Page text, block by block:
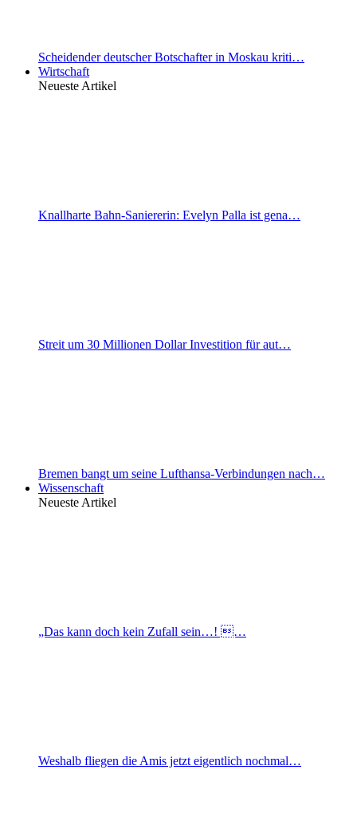
Scheidender deutscher Botschafter in Moskau kriti…
Wirtschaft
Neueste Artikel
Knallharte Bahn-Saniererin: Evelyn Palla ist gena…
Streit um 30 Millionen Dollar Investition für aut…
Bremen bangt um seine Lufthansa-Verbindungen nach…
Wissenschaft
Neueste Artikel
„Das kann doch kein Zufall sein…! …
Weshalb fliegen die Amis jetzt eigentlich nochmal…